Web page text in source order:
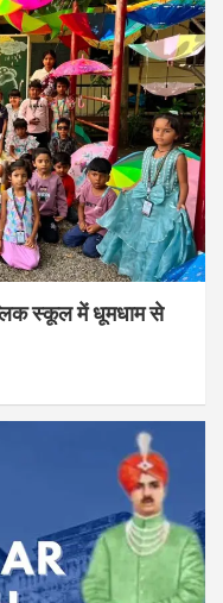
स्कूल में धूमधाम से